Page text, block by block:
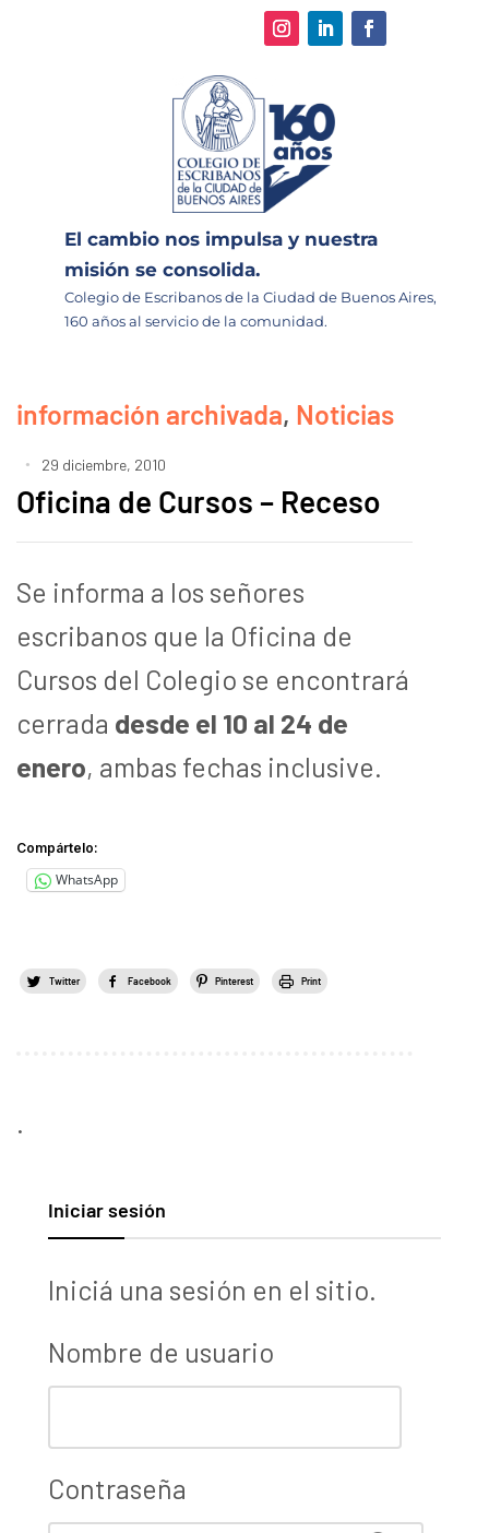
El cambio nos impulsa y nuestra
misión se consolida.
Colegio de Escribanos de la Ciudad de Buenos Aires,
160 años al servicio de la comunidad.
información archivada, Noticias
29 diciembre, 2010
Oficina de Cursos – Receso
Se informa a los señores
escribanos que la Oficina de
Cursos del Colegio se encontrará
cerrada desde el 10 al 24 de
enero, ambas fechas inclusive.
Compártelo:
WhatsApp
Twitter Facebook Pinterest Print
.
Iniciar sesión
Iniciá una sesión en el sitio.
Nombre de usuario
Contraseña